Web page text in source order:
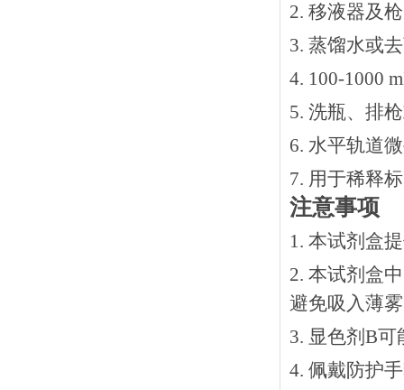
2. 移液器及
3. 蒸馏水或
4. 100-1000
5. 洗瓶、排
6. 水平轨道
7. 用于稀释
注意事项
1. 本试剂盒
2. 本试剂盒
避免吸入薄
3. 显色剂B
4. 佩戴防护